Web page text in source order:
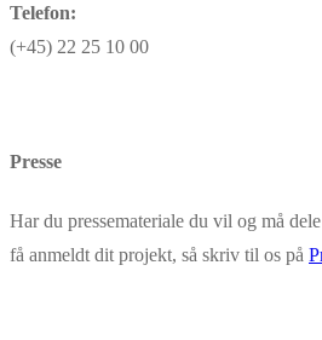
Telefon:
(+45) 22 25 10 00
Presse
Har du pressemateriale du vil og må
få anmeldt dit projekt, så skriv til os på